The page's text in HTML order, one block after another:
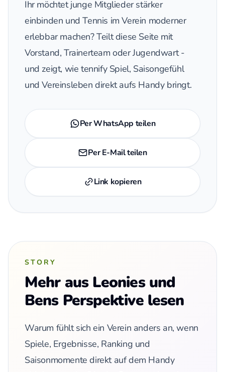
Ihr möchtet junge Mitglieder stärker
einbinden und Tennis im Verein moderner
erlebbar machen? Teilt diese Seite mit
Vorstand, Trainerteam oder Jugendwart -
und zeigt, wie tennify Spiel, Saisongefühl
und Vereinsleben direkt aufs Handy bringt.
Per WhatsApp teilen
Per E-Mail teilen
Link kopieren
STORY
Mehr aus Leonies und
Bens Perspektive lesen
Warum fühlt sich ein Verein anders an, wenn
Spiele, Ergebnisse, Ranking und
Saisonmomente direkt auf dem Handy